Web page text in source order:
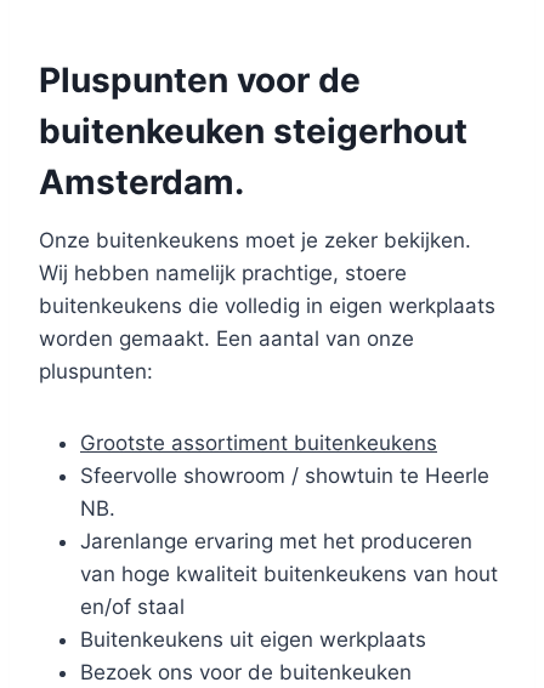
Pluspunten voor de
buitenkeuken steigerhout
Amsterdam.
Onze buitenkeukens moet je zeker bekijken.
Wij hebben namelijk prachtige, stoere
buitenkeukens die volledig in eigen werkplaats
worden gemaakt. Een aantal van onze
pluspunten:
Grootste assortiment buitenkeukens
Sfeervolle showroom / showtuin te Heerle
NB.
Jarenlange ervaring met het produceren
van hoge kwaliteit buitenkeukens van hout
en/of staal
Buitenkeukens uit eigen werkplaats
Bezoek ons voor de buitenkeuken